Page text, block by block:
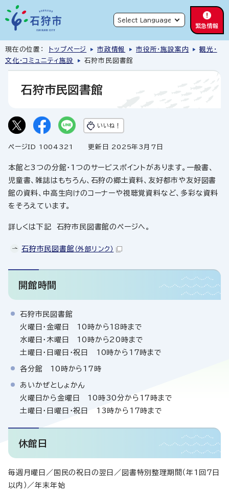
緊急情報
現在の位置： トップページ 市政情報 市役所・施設案内
観光・
文化・コミュニティ施設
石狩市民図書館
石狩市民図書館
いいね！
ページID 1004321 更新日 2025年3月7日
本館と3つの分館・1つのサービスポイントがあります。一般書、
児童書、雑誌はもちろん、石狩の郷土資料、友好都市や友好図書
館の資料、中高生向けのコーナーや視聴覚資料など、多彩な資料
をそろえています。
詳しくは下記 石狩市民図書館のページへ。
石狩市民図書館 （外部リンク）
開館時間
石狩市民図書館
火曜日・金曜日 10時から18時まで
水曜日・木曜日 10時から20時まで
土曜日・日曜日・祝日 10時から17時まで
各分館 10時から17時
あいかぜとしょかん
火曜日から金曜日 10時30分から17時まで
土曜日・日曜日・祝日 13時から17時まで
休館日
毎週月曜日／国民の祝日の翌日／図書特別整理期間（年1回7日
以内）／年末年始